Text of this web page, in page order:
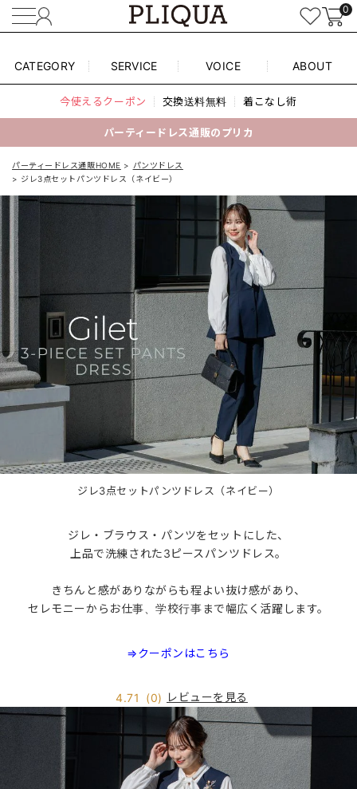
0
CATEGORY SERVICE VOICE ABOUT
今使えるクーポン 交換送料無料 着こなし術
パーティードレス通販のプリカ
パーティードレス通販HOME
パンツドレス
ジレ3点セットパンツドレス（ネイビー）
ジレ3点セットパンツドレス（ネイビー）
ジレ・ブラウス・パンツをセットにした、
上品で洗練された3ピースパンツドレス。
きちんと感がありながらも程よい抜け感があり、
セレモニーからお仕事、学校行事まで幅広く活躍します。
⇒クーポンはこちら
4.71 (0) レビューを見る